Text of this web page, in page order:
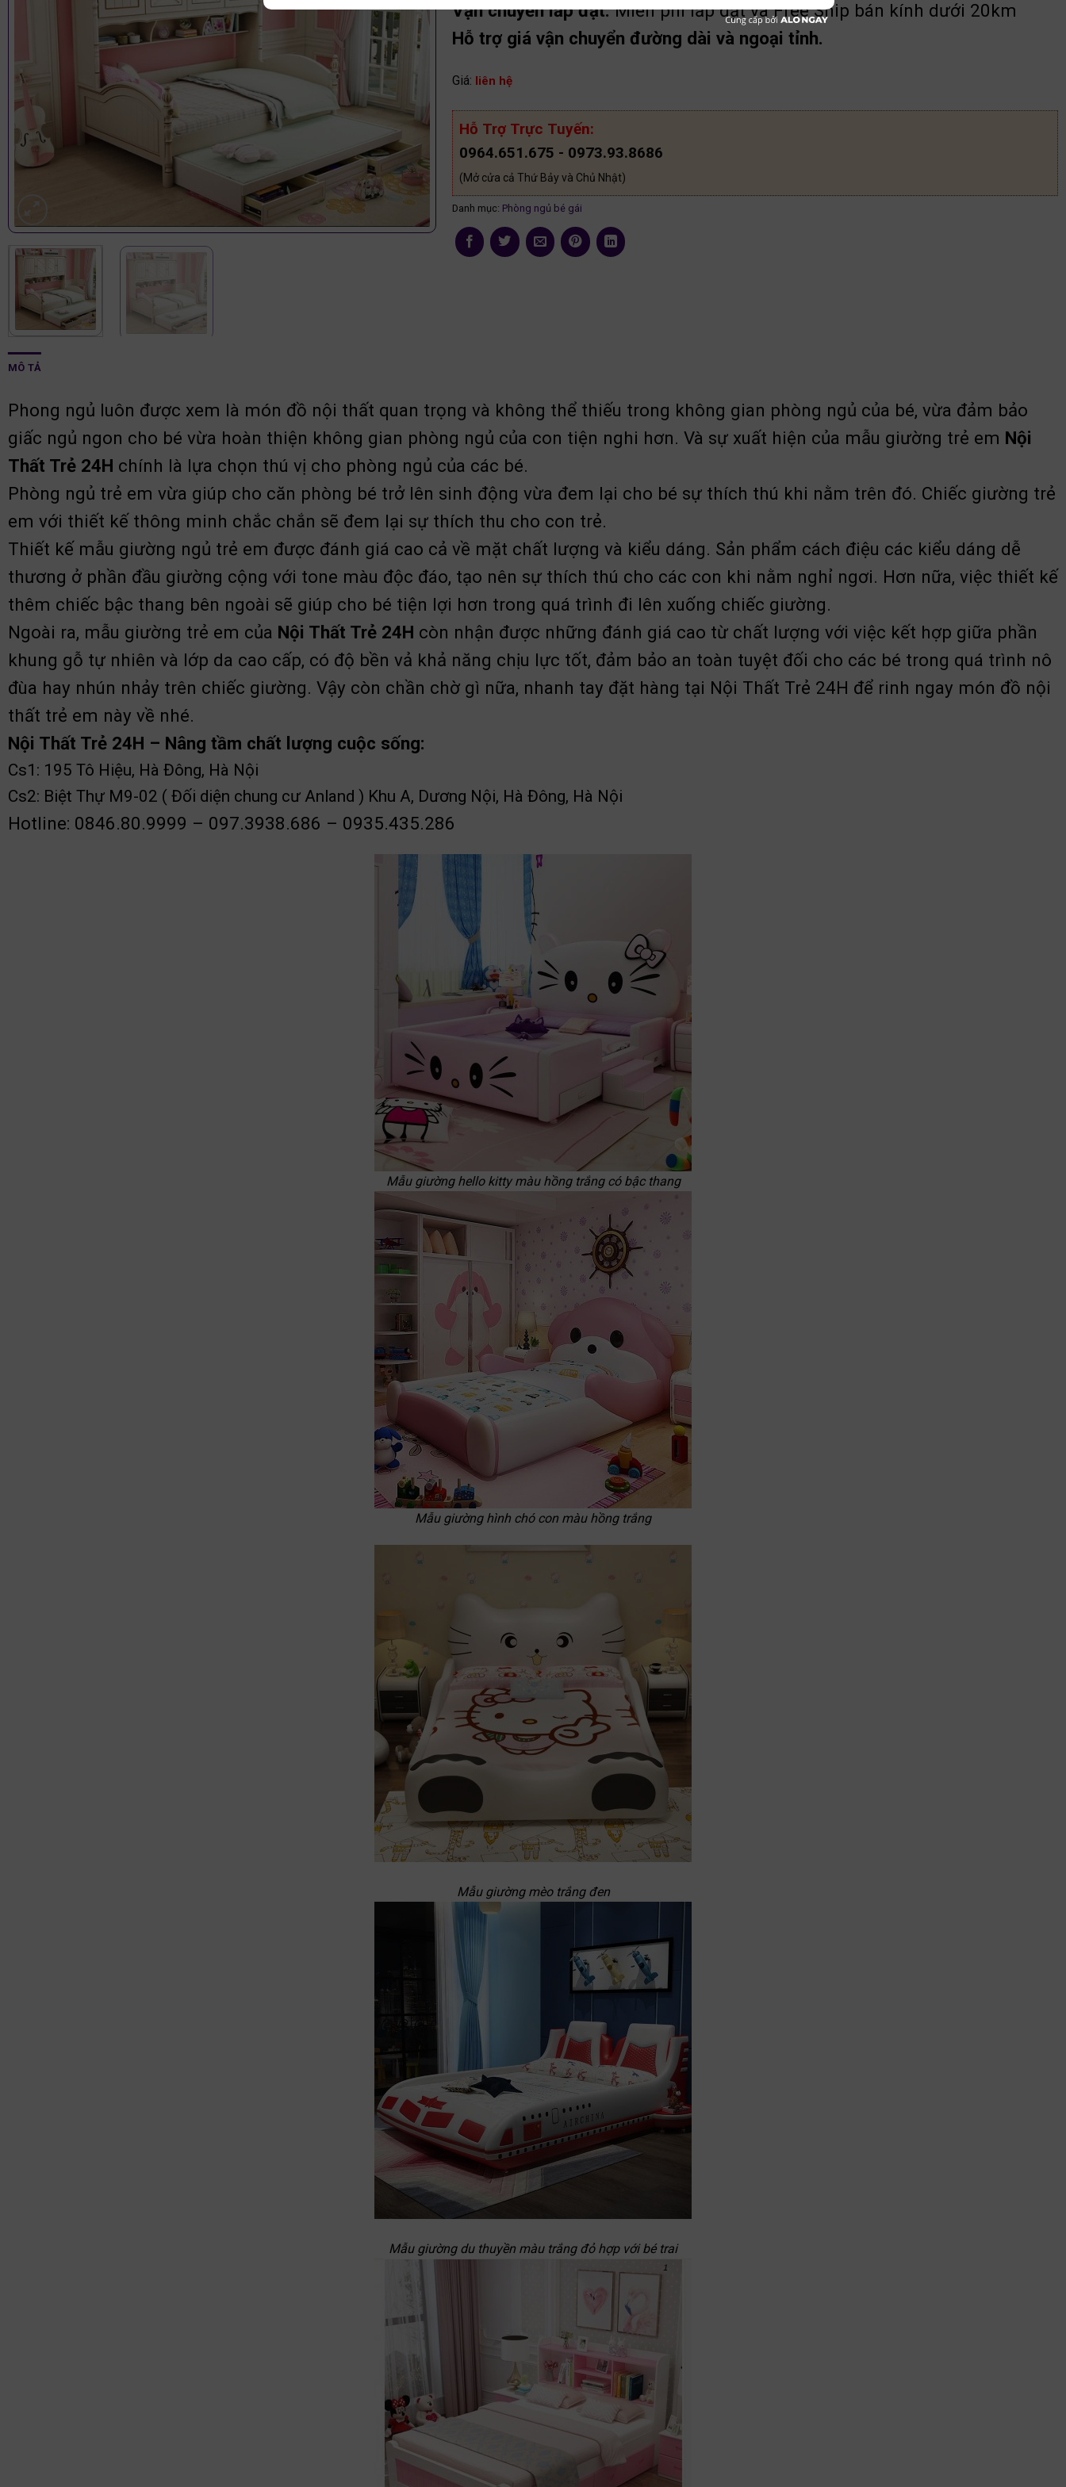
Vận chuyển lắp đặt:Miễn phí lắp đặt và Free Ship bán kính dưới 20km
Hỗ trợ giá vận chuyển đường dài và ngoại tỉnh.
Giá: liên hệ
Hỗ Trợ Trực Tuyến:
0964.651.675 - 0973.93.8686
(Mở cửa cả Thứ Bảy và Chủ Nhật)
Danh mục: Phòng ngủ bé gái
MÔ TẢ
Phong ngủ luôn được xem là món đồ nội thất quan trọng và không thể thiếu trong không gian phòng ngủ của bé, vừa đảm bảo
giấc ngủ ngon cho bé vừa hoàn thiện không gian phòng ngủ của con tiện nghi hơn. Và sự xuất hiện của mẫu giường trẻ em Nội
Thất Trẻ 24H chính là lựa chọn thú vị cho phòng ngủ của các bé.
Phòng ngủ trẻ em vừa giúp cho căn phòng bé trở lên sinh động vừa đem lại cho bé sự thích thú khi nằm trên đó. Chiếc giường trẻ
em với thiết kế thông minh chắc chắn sẽ đem lại sự thích thu cho con trẻ.
Thiết kế mẫu giường ngủ trẻ em được đánh giá cao cả về mặt chất lượng và kiểu dáng. Sản phẩm cách điệu các kiểu dáng dễ
thương ở phần đầu giường cộng với tone màu độc đáo, tạo nên sự thích thú cho các con khi nằm nghỉ ngơi. Hơn nữa, việc thiết kế
thêm chiếc bậc thang bên ngoài sẽ giúp cho bé tiện lợi hơn trong quá trình đi lên xuống chiếc giường.
Ngoài ra, mẫu giường trẻ em của Nội Thất Trẻ 24H còn nhận được những đánh giá cao từ chất lượng với việc kết hợp giữa phần
khung gỗ tự nhiên và lớp da cao cấp, có độ bền vả khả năng chịu lực tốt, đảm bảo an toàn tuyệt đối cho các bé trong quá trình nô
đùa hay nhún nhảy trên chiếc giường. Vậy còn chần chờ gì nữa, nhanh tay đặt hàng tại Nội Thất Trẻ 24H để rinh ngay món đồ nội
thất trẻ em này về nhé.
Nội Thất Trẻ 24H – Nâng tầm chất lượng cuộc sống:
Cs1: 195 Tô Hiệu, Hà Đông, Hà Nội
Cs2: Biệt Thự M9-02 ( Đối diện chung cư Anland ) Khu A, Dương Nội, Hà Đông, Hà Nội
Hotline: 0846.80.9999 – 097.3938.686 – 0935.435.286
Mẫu giường hello kitty màu hồng trắng có bậc thang
Mẫu giường hình chó con màu hồng trắng
Mẫu giường mèo trắng đen
Mẫu giường du thuyền màu trắng đỏ hợp với bé trai